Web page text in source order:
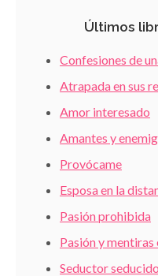
Últimos
Confesiones de
Atrapada en sus
Amor interesado
Amantes y
Provócame
Esposa en la
Pasión prohibida
Pasión y mentiras
Seductor seducido